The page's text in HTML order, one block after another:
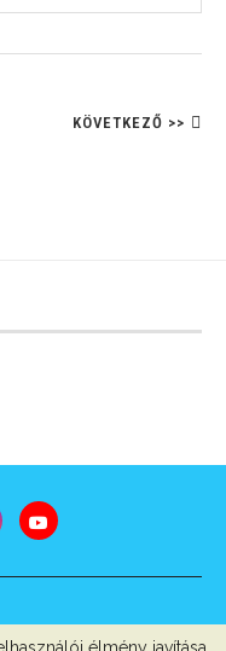
KÖVETKEZŐ >>
2022